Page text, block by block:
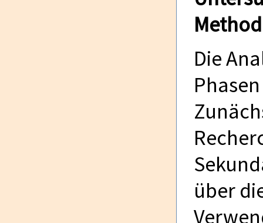
Die
über